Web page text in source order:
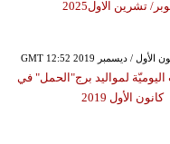
تشرين الاول2025
اليوميّة لمواليد برج"الحمل" في
كانون الأول 2019